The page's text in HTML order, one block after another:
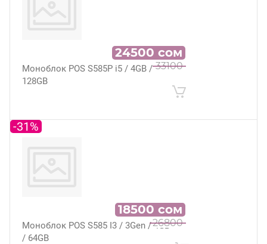
Моноблок POS S585P i5 / 4GB /
128GB
33100
24500 сом
Моноблок POS S585 I3 / 3Gen / 4GB
/ 64GB
-31%
26800
18500 сом